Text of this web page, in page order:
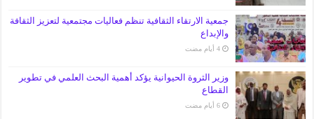
جمعية الارتقاء الثقافية تنظم فعاليات مجتمعية لتعزيز الثقافة
والإبداع
‏4 أيام مضت
وزير الثروة الحيوانية يؤكد أهمية البحث العلمي في تطوير
القطاع
‏6 أيام مضت